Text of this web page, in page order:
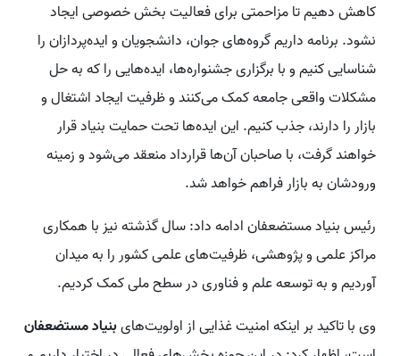
کاهش دهیم تا مزاحمتی برای فعالیت بخش خصوصی ایجاد
نشود. برنامه داریم گروه‌های جوان، دانشجویان و ایده‌پردازان را
شناسایی کنیم و با برگزاری جشنواره‌ها، ایده‌هایی را که به حل
مشکلات واقعی جامعه کمک می‌کنند و ظرفیت ایجاد اشتغال و
بازار را دارند، جذب کنیم. این ایده‌ها تحت حمایت بنیاد قرار
خواهند گرفت، با صاحبان آن‌ها قرارداد منعقد می‌شود و زمینه
ورودشان به بازار فراهم خواهد شد.
رئیس بنیاد مستضعفان ادامه داد: سال گذشته نیز با همکاری
مراکز علمی و پژوهشی، ظرفیت‌های علمی کشور را به میدان
آوردیم و به توسعه علم و فناوری در سطح ملی کمک کردیم.
وی با تاکید بر اینکه امنیت غذایی از اولویت‌هایبنیاد مستضعفان